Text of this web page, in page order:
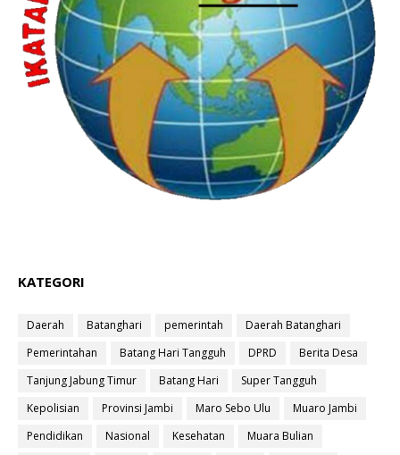
KATEGORI
Daerah Batanghari pemerintah
Daerah Batanghari
Pemerintahan
Batang Hari Tangguh DPRD
Berita Desa
Tanjung Jabung Timur
Batang Hari
Super Tangguh
Kepolisian
Provinsi Jambi Maro Sebo Ulu
Muaro Jambi
Pendidikan
Nasional Kesehatan
Muara Bulian